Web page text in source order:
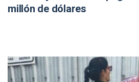
millón de dólares